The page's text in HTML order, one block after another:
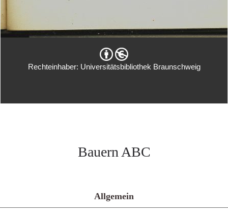
Rechteinhaber: Universitätsbibliothek Braunschweig
Bauern ABC
Allgemein